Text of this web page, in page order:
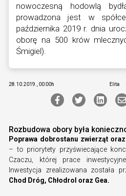
nowoczesną hodowlą
prowadzona jest w
października 2019 r. dnia
oborę na 500 krów
Śmigiel).
28.10.2019., 00:00h Elita
Rozbudowa obory była
Poprawa dobrostanu zwierząt
– to priorytety przyświecające
Czaczu, której prace
Inwestycja zrealizowana została
Chod Dróg, Chłodrol oraz Gea.